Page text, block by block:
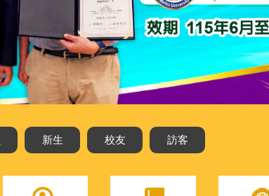
新生 校友 訪客